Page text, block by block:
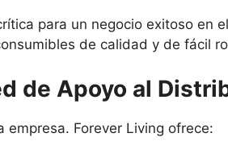
para un negocio exitoso en
de calidad y de fácil
de Apoyo al
Forever Living ofrece: